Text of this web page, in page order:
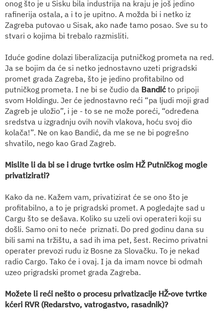
onog što je u Sisku bila industrija na kraju je još jedino
rafinerija ostala, a i to je upitno. A možda bi i netko iz
Zagreba putovao u Sisak, ako nađe tamo posao. Sve su to
stvari o kojima bi trebalo razmisliti.
Iduće godine dolazi liberalizacija putničkog prometa na red.
Ja se bojim da će si netko jednostavno uzeti prigradski
promet grada Zagreba, što je jedino profitabilno od
putničkog prometa. I ne bi se čudio da Bandićto pripoji
svom Holdingu. Jer će jednostavno reći “pa ljudi moji grad
Zagreb je uložio”, i je - to se ne može poreći, “određena
sredstva u izgradnju ovih novih vlakova, hoću svoj dio
kolača!”. Ne on kao Bandić, da me se ne bi pogrešno
shvatilo, nego kao Grad Zagreb.
Mislite li da bi se i druge tvrtke osim HŽ Putničkog mogle
privatizirati?
Kako da ne. Kažem vam, privatizirat će se ono što je
profitabilno, a to je prigradski promet. A pogledajte sad u
Cargu što se dešava. Koliko su uzeli ovi operateri koji su
došli. Samo oni to neće priznati. Do pred godinu dana su
bili sami na tržištu, a sad ih ima pet, šest. Recimo privatni
operater prevozi rudu iz Bosne za Slovačku. To je nekad
radio Cargo. Tako će i ovaj. I ja da imam novce bi odmah
uzeo prigradski promet grada Zagreba.
Možete li reći nešto o procesu privatizacije HŽ-ove tvrtke
kćeri RVR (Redarstvo, vatrogastvo, rasadnik)?